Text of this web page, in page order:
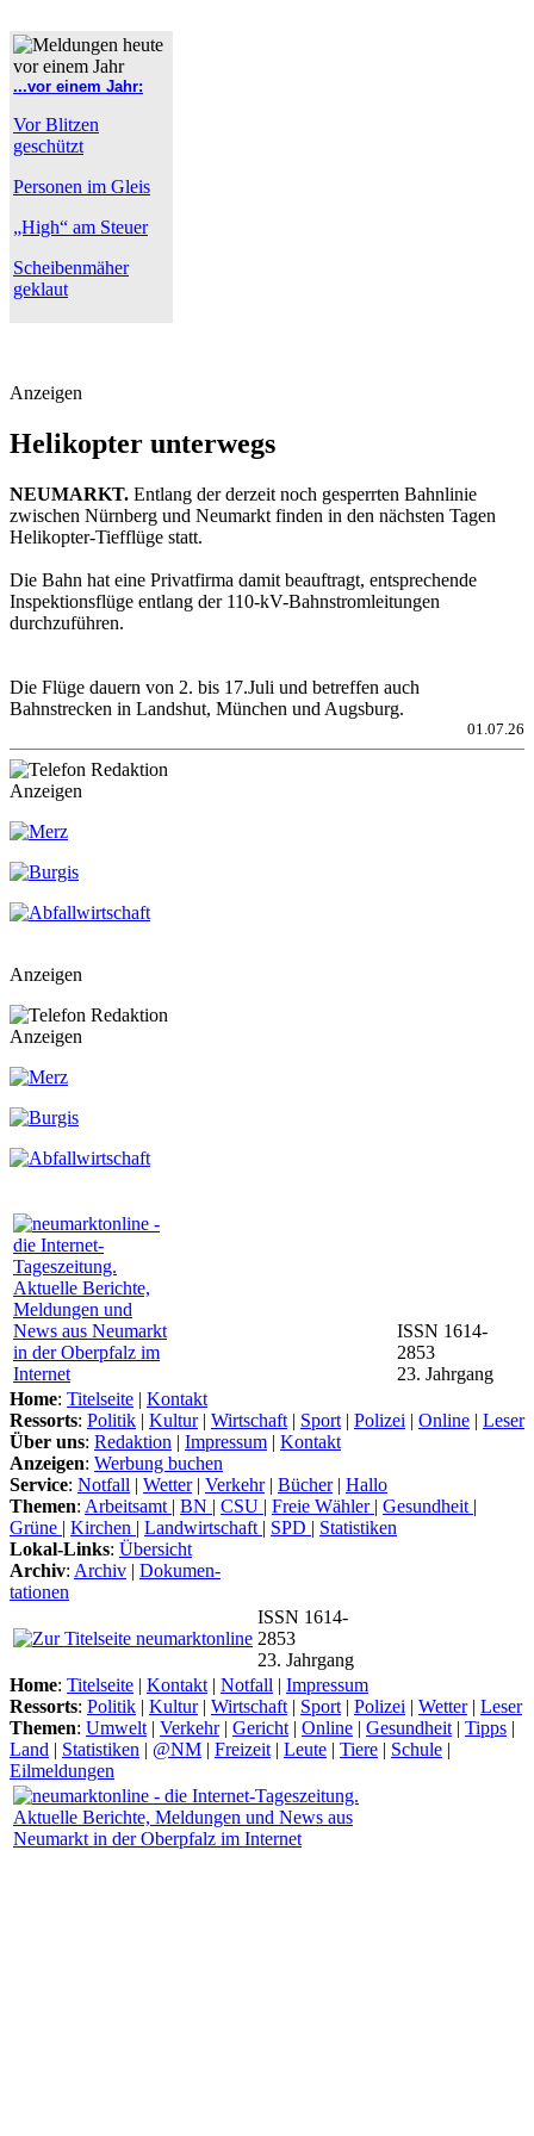
...vor einem Jahr:
Vor Blitzen
geschützt
Personen im Gleis
„High“ am Steuer
Scheibenmäher
geklaut
Anzeigen
Helikopter unterwegs
NEUMARKT. Entlang der derzeit noch gesperrten Bahnlinie
zwischen Nürnberg und Neumarkt finden in den nächsten Tagen
Helikopter-Tiefflüge statt.
Die Bahn hat eine Privatfirma damit beauftragt, entsprechende
Inspektionsflüge entlang der 110-kV-Bahnstromleitungen
durchzuführen.
Die Flüge dauern von 2. bis 17.Juli und betreffen auch
Bahnstrecken in Landshut, München und Augsburg.
01.07.26
Anzeigen
Anzeigen
Anzeigen
ISSN 1614-
2853
23. Jahrgang
Home: Titelseite | Kontakt
Ressorts: Politik | Kultur| Wirtschaft | Sport | Polizei | Online | Leser
Über uns: Redaktion | Impressum | Kontakt
Anzeigen: Werbung buchen
Service: Notfall | Wetter| Verkehr| Bücher| Hallo
Themen: Arbeitsamt | BN | CSU | Freie Wähler | Gesundheit |
Grüne | Kirchen | Landwirtschaft | SPD | Statistiken
Lokal-Links: Übersicht
Archiv: Archiv | Dokumen-
tationen
ISSN 1614-
2853
23. Jahrgang
Home: Titelseite | Kontakt | Notfall | Impressum
Ressorts: Politik | Kultur| Wirtschaft | Sport | Polizei | Wetter| Leser
Themen: Umwelt | Verkehr| Gericht | Online | Gesundheit | Tipps |
Land | Statistiken | @NM | Freizeit | Leute | Tiere | Schule |
Eilmeldungen